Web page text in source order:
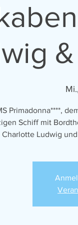
Primadonna****,
Schiff mit
Charlotte Ludwig